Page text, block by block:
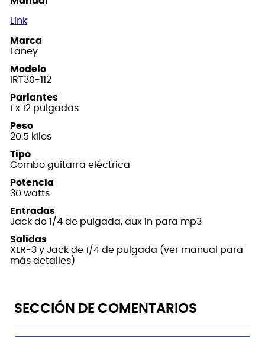
Link
Marca
Laney
Modelo
IRT30-112
Parlantes
1 x 12 pulgadas
Peso
20.5 kilos
Tipo
Combo guitarra eléctrica
Potencia
30 watts
Entradas
Jack de 1/4 de pulgada, aux in para mp3
Salidas
XLR-3 y Jack de 1/4 de pulgada (ver manual para
más detalles)